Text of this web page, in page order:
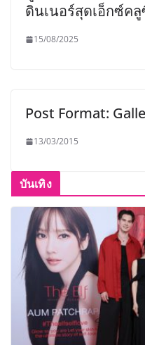
ดินเนอร์สุดเอ็กซ์ค
15/08/2025
Post Format:
13/03/2015
บันเทิง